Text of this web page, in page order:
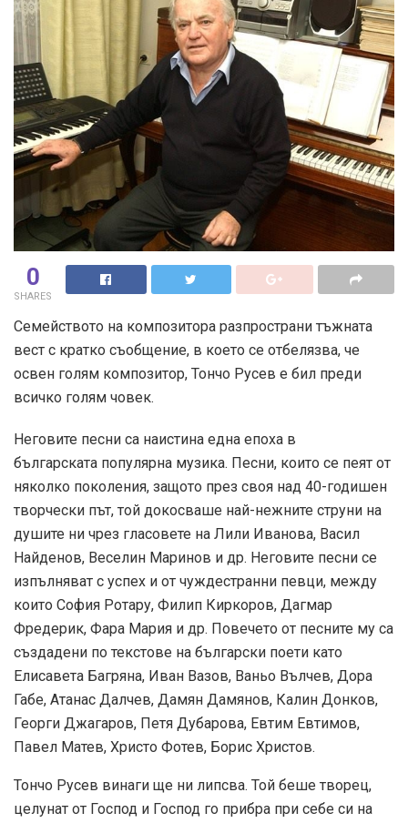
0
SHARES
Семейството на композитора разпространи тъжната
вест с кратко съобщение, в което се отбелязва, че
освен голям композитор, Тончо Русев е бил преди
всичко голям човек.
Неговите песни са наистина една епоха в
българската популярна музика. Песни, които се пеят от
няколко поколения, защото през своя над 40-годишен
творчески път, той докосваше най-нежните струни на
душите ни чрез гласовете на Лили Иванова, Васил
Найденов, Веселин Маринов и др. Неговите песни се
изпълняват с успех и от чуждестранни певци, между
които София Ротару, Филип Киркоров, Дагмар
Фредерик, Фара Мария и др. Повечето от песните му са
създадени по текстове на български поети като
Елисавета Багряна, Иван Вазов, Ваньо Вълчев, Дора
Габе, Атанас Далчев, Дамян Дамянов, Калин Донков,
Георги Джагаров, Петя Дубарова, Евтим Евтимов,
Павел Матев, Христо Фотев, Борис Христов.
Тончо Русев винаги ще ни липсва. Той беше творец,
целунат от Господ и Господ го прибра при себе си на